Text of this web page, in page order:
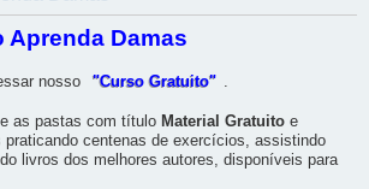
Aprenda Damas
nosso "Curso Gratuito" .
as pastas com título Material Gratuito e
praticando centenas de exercícios, assistindo
livros dos melhores autores, disponíveis para